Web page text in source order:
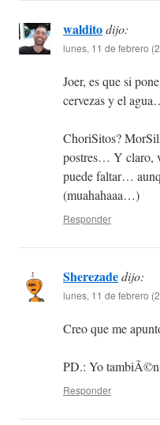
walditodijo:
lunes, 11 de febrero
Joer, es que si
cervezas y el
ChoriSitos?
postres… Y claro,
puede faltar…
(muahahaaa…)
Responder
Sherezadedijo:
lunes, 11 de febrero
Creo que me
PD.: Yo
Responder